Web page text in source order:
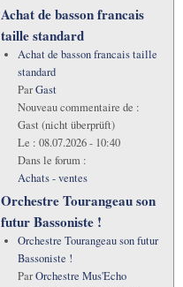
Achat de basson francais
taille standard
Achat de basson francais taille
standard
ParGast
Nouveau commentaire de :
Gast (nicht überprüft)
Le : 08.07.2026 - 10:40
Dans le forum :
Achats - ventes
Orchestre Tourangeau son
futur Bassoniste !
Orchestre Tourangeau son futur
Bassoniste !
ParOrchestre Mus'Echo